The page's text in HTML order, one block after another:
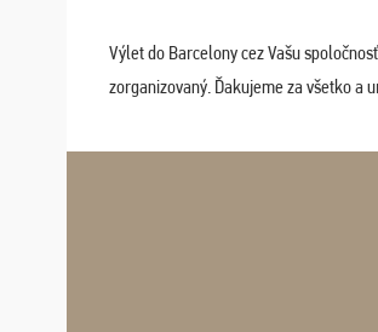
Výlet do Barcelony cez Vašu
zorganizovaný. Ďakujeme za všetko a